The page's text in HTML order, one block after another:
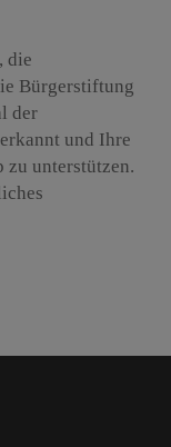
die
Bürgerstiftung
der
und Ihre
zu unterstützen.